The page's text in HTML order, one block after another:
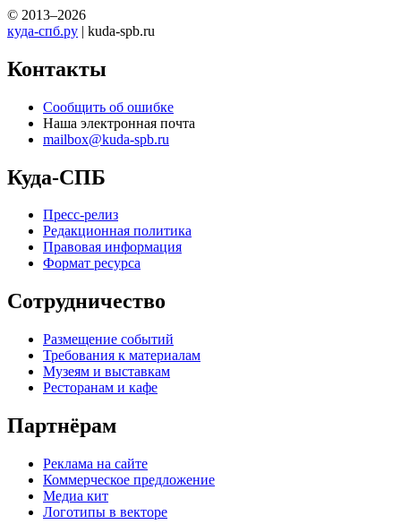
© 2013–2026
куда-спб.ру | kuda-spb.ru
Контакты
Сообщить об ошибке
Наша электронная почта
mailbox@kuda-spb.ru
Куда-СПБ
Пресс-релиз
Редакционная политика
Правовая информация
Формат ресурса
Сотрудничество
Размещение событий
Требования к материалам
Музеям и выставкам
Ресторанам и кафе
Партнёрам
Реклама на сайте
Коммерческое предложение
Медиа кит
Логотипы в векторе